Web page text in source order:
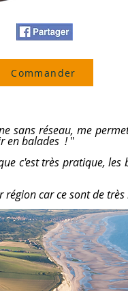
Commander
sans réseau, me
en balades !"
c'est très pratique,
région car ce sont de